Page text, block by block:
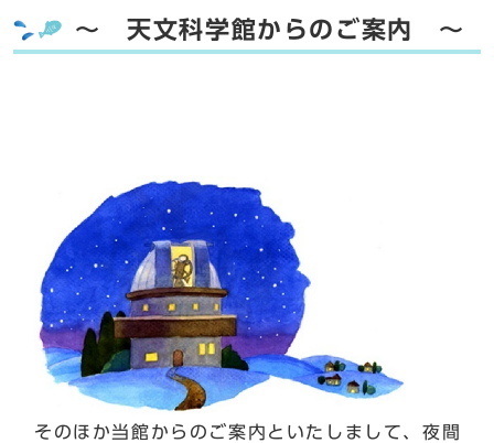
～ 天文科学館からのご案内 ～
そのほか当館からのご案内といたしまして、夜間